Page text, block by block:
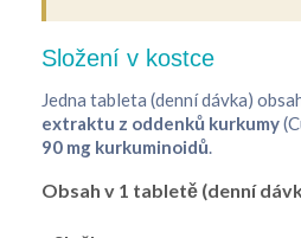
Složení v kostce
Jedna tableta (denní dávka)
extraktu z oddenků kurkumy(
90 mg kurkuminoidů.
Obsah v 1 tabletě (denní